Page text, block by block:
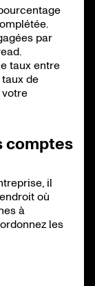
par
taux entre
de
votre
comptes
il
où
à
les